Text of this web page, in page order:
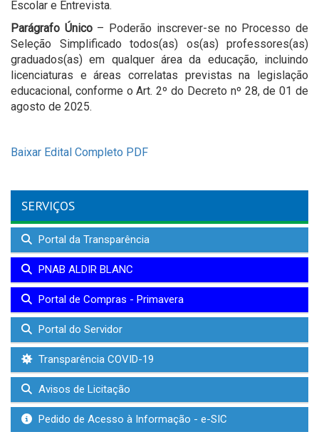
Escolar e Entrevista.
Parágrafo Único – Poderão inscrever-se no Processo de
Seleção Simplificado todos(as) os(as) professores(as)
graduados(as) em qualquer área da educação, incluindo
licenciaturas e áreas correlatas previstas na legislação
educacional, conforme o Art. 2º do Decreto nº 28, de 01 de
agosto de 2025.
Baixar Edital Completo PDF
SERVIÇOS
Portal da Transparência
PNAB ALDIR BLANC
Portal de Compras - Primavera
Portal do Servidor
Transparência COVID-19
Avisos de Licitação
Pedido de Acesso à Informação - e-SIC